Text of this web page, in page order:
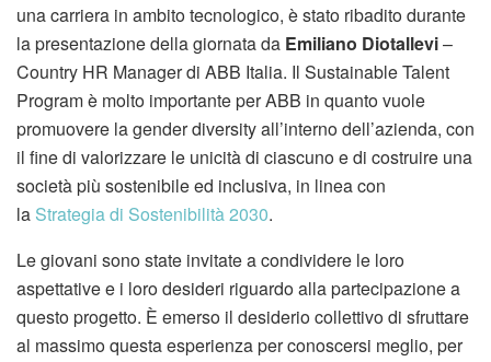
una carriera in ambito tecnologico, è stato ribadito durante
la presentazione della giornata da Emiliano Diotallevi–
Country HR Manager di ABB Italia. Il Sustainable Talent
Program è molto importante per ABB in quanto vuole
promuovere la gender diversity all’interno dell’azienda, con
il fine di valorizzare le unicità di ciascuno e di costruire una
società più sostenibile ed inclusiva, in linea con
la Strategia di Sostenibilità 2030.
Le giovani sono state invitate a condividere le loro
aspettative e i loro desideri riguardo alla partecipazione a
questo progetto. È emerso il desiderio collettivo di sfruttare
al massimo questa esperienza per conoscersi meglio, per